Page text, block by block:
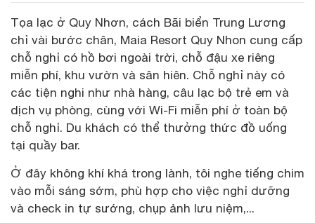
Tọa lạc ở Quy Nhơn, cách Bãi biển Trung Lương
chỉ vài bước chân, Maia Resort Quy Nhon cung cấp
chỗ nghỉ có hồ bơi ngoài trời, chỗ đậu xe riêng
miễn phí, khu vườn và sân hiên. Chỗ nghỉ này có
các tiện nghi như nhà hàng, câu lạc bộ trẻ em và
dịch vụ phòng, cùng với Wi-Fi miễn phí ở toàn bộ
chỗ nghỉ. Du khách có thể thưởng thức đồ uống
tại quầy bar.
Ở đây không khí khá trong lành, tôi nghe tiếng chim
vào mỗi sáng sớm, phù hợp cho việc nghỉ dưỡng
và check in tự sướng, chụp ảnh lưu niệm,...